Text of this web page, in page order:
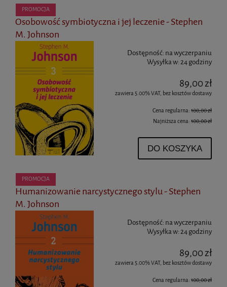
Osobowość symbiotyczna i jej leczenie - Stephen
M. Johnson
Dostępność: na wyczerpaniu
Wysyłka w:24 godziny
89,00 zł
zawiera 5.00% VAT, bez kosztów dostawy
Cena regularna: 100,00 zł
Najniższa cena: 100,00 zł
DO KOSZYKA
PROMOCJA
Humanizowanie narcystycznego stylu - Stephen
M. Johnson
Dostępność: na wyczerpaniu
Wysyłka w:24 godziny
89,00 zł
zawiera 5.00% VAT, bez kosztów dostawy
Cena regularna: 100,00 zł
PROMOCJA